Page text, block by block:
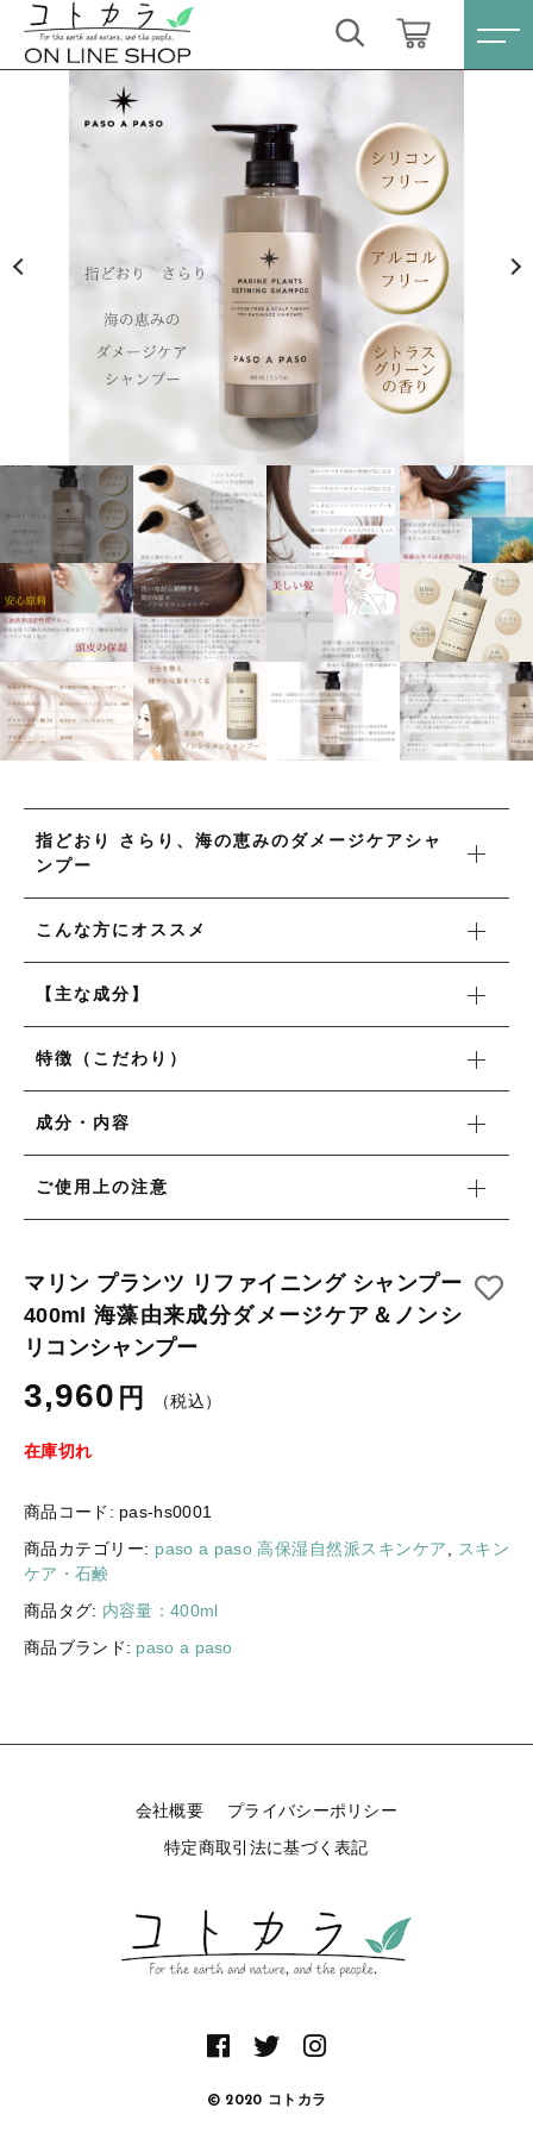
指どおり さらり、海の恵みのダメージケアシャ
ンプー
こんな方にオススメ
【主な成分】
特徴（こだわり）
成分・内容
ご使用上の注意
マリン プランツ リファイニング シャンプー
400ml 海藻由来成分ダメージケア＆ノンシ
リコンシャンプー
3,960 円 （税込）
在庫切れ
商品コード: pas-hs0001
商品カテゴリー: paso a paso 高保湿自然派スキンケア
スキン
ケア・石鹸
商品タグ: 内容量：400ml
商品ブランド: paso a paso
会社概要
プライバシーポリシー
特定商取引法に基づく表記
© 2020 コトカラ
カートに商品を追加しました
マリン プランツ リファイニング シャンプー 400ml
海藻由来成分ダメージケア＆ノンシリコンシャンプ
3,960円（税込）
ショッピングを続ける
カートを確認する
ログイン / 会員登録
すべての商品
スキンケア・石鹸
HINOKI（土佐ヒノキ）シリーズ
サステナブル歯ブラシ・歯磨き粉
洗剤・食器用石鹸
タオル/ハンカチ
国産［奥会津］かごバッグ
カトラリー/食器
ソーラーランタン（クリーンエネルギー）
ファッション
雑貨
キリム
その他
コトカラについて
お知らせ
ブログ
ご利用ガイド
ログイン
すべて
スキンケア・石鹸
HINOKI（土佐ヒノキ）シリーズ
サステナブル歯ブラシ・歯磨き粉
洗剤・食器用石鹸
タオル/ハンカチ
国産［奥会津］かごバッグ
カトラリー/食器
ソーラーランタン（クリーンエネルギー）
ファッション
キーワード検索
こだわり検索
親カテゴリ
子カテゴリ
価格帯
～
その他
在庫あり セール
並び順